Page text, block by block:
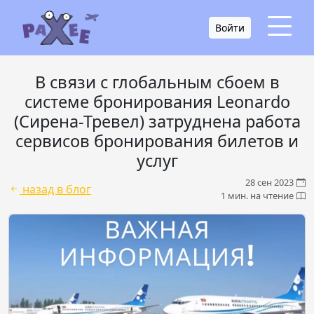
Войти
В связи с глобальным сбоем в
системе бронирования Leonardo
(Сирена-Тревел) затруднена работа
сервисов бронирования билетов и
услуг
назад в блог
28 сен 2023
1 мин. на чтение